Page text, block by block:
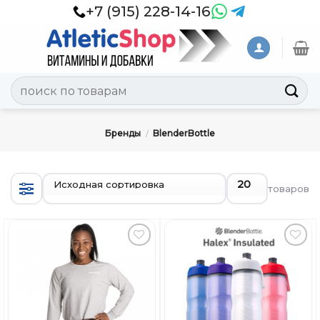
+7 (915) 228-14-16
Искать:
Бренды / BlenderBottle
товаров
Добавить
в
Вишлист
Добавить
в
Вишлист